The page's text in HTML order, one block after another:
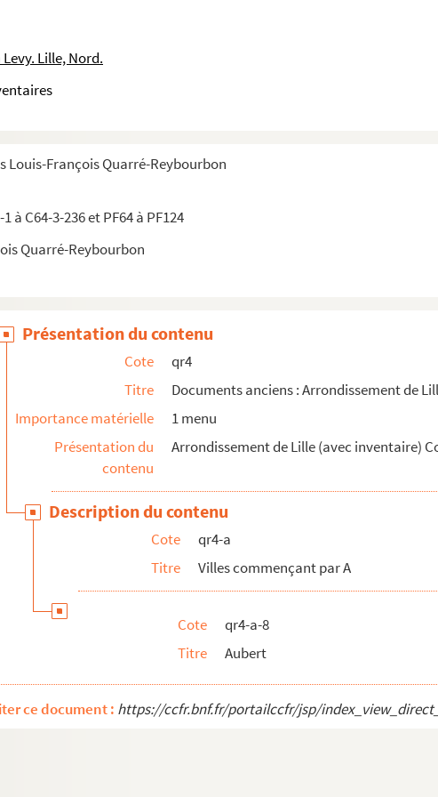
Lille, Nord.
Louis-François Quarré-Reybourbon
à C64-3-236 et PF64 à PF124
Quarré-Reybourbon
Présentation du contenu
Cote
qr4
Titre
Documents anciens : Arrondissement de
Importance matérielle
1 menu
Présentation du
contenu
Arrondissement de Lille (avec inventaire)
Description du contenu
Cote
qr4-a
Titre
Villes commençant par A
Cote
qr4-a-8
Titre
Aubert
ce document : https://ccfr.bnf.fr/portailccfr/jsp/